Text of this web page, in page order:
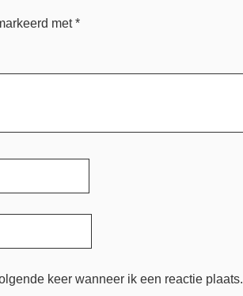
met*
keer wanneer ik een reactie plaats.